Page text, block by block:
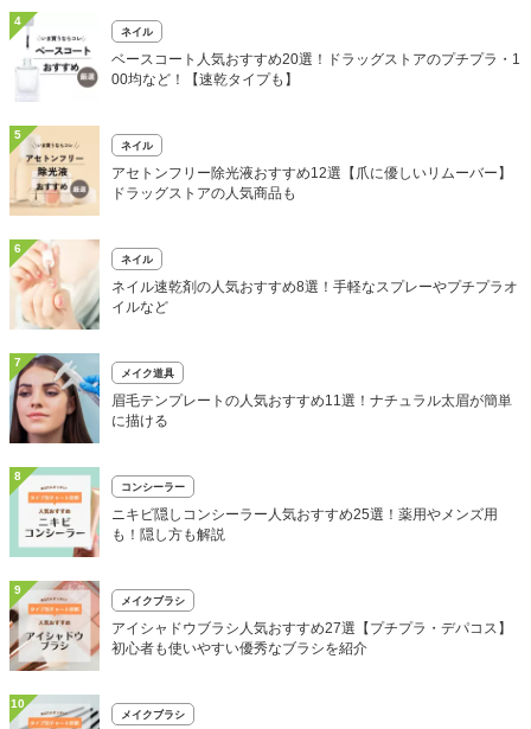
4
ネイル
ベースコート人気おすすめ20選！ドラッグストアのプチプラ・1
00均など！【速乾タイプも】
5
ネイル
アセトンフリー除光液おすすめ12選【爪に優しいリムーバー】
ドラッグストアの人気商品も
6
ネイル
ネイル速乾剤の人気おすすめ8選！手軽なスプレーやプチプラオ
イルなど
7
メイク道具
眉毛テンプレートの人気おすすめ11選！ナチュラル太眉が簡単
に描ける
8
コンシーラー
ニキビ隠しコンシーラー人気おすすめ25選！薬用やメンズ用
も！隠し方も解説
9
メイクブラシ
アイシャドウブラシ人気おすすめ27選【プチプラ・デパコス】
初心者も使いやすい優秀なブラシを紹介
10
メイクブラシ